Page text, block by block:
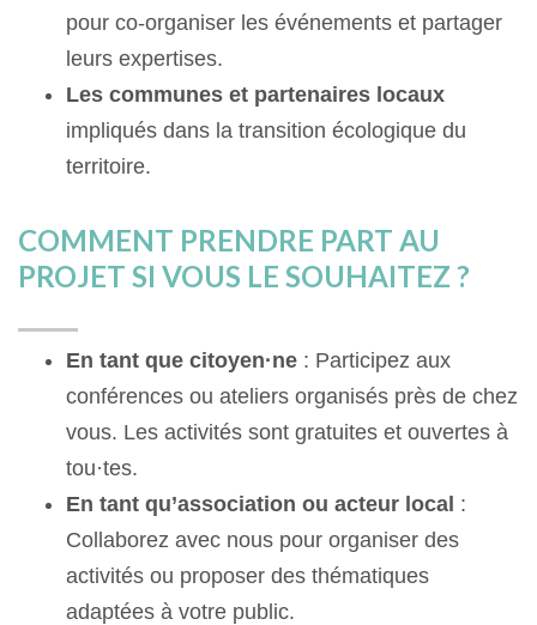
pour co-organiser les événements et partager
leurs expertises.
Les communes et partenaires locaux
impliqués dans la transition écologique du
territoire.
COMMENT PRENDRE PART AU
PROJET SI VOUS LE SOUHAITEZ ?
En tant que citoyen·ne : Participez aux
conférences ou ateliers organisés près de chez
vous. Les activités sont gratuites et ouvertes à
tou·tes.
En tant qu’association ou acteur local :
Collaborez avec nous pour organiser des
activités ou proposer des thématiques
adaptées à votre public.